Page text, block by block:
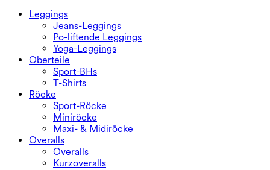
Leggings
Jeans-Leggings
Po-liftende Leggings
Yoga-Leggings
Oberteile
Sport-BHs
T-Shirts
Röcke
Sport-Röcke
Miniröcke
Maxi- & Midiröcke
Overalls
Overalls
Kurzoveralls